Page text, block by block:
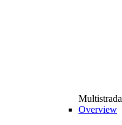
Multistrada
Overview